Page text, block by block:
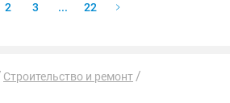
2 3 ... 22
Строительство и ремонт